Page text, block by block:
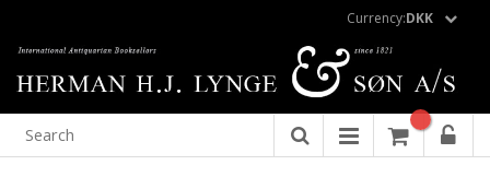
Currency:DKK